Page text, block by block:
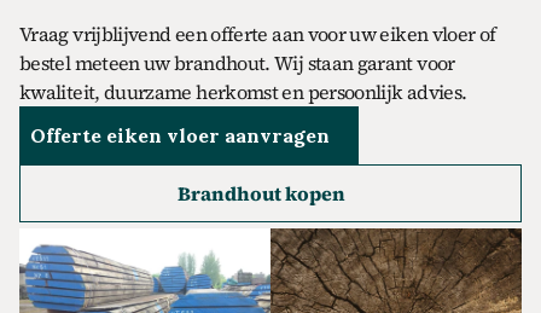
Vraag vrijblijvend een offerte aan voor uw eiken vloer of
bestel meteen uw brandhout. Wij staan garant voor
kwaliteit, duurzame herkomst en persoonlijk advies.
Offerte eiken vloer aanvragen
Brandhout kopen